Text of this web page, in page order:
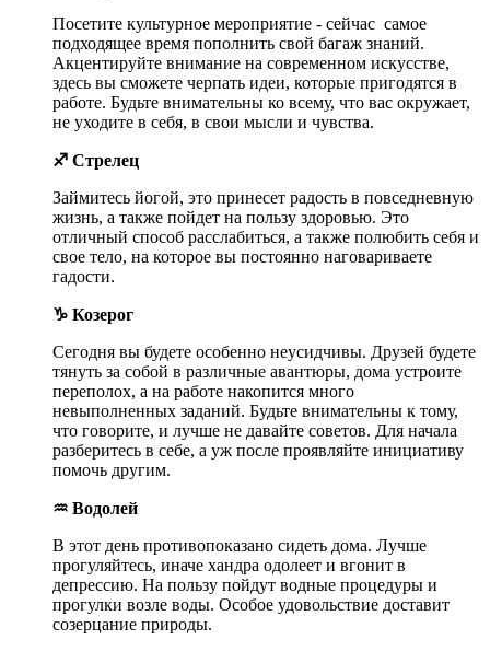
Посетите культурное мероприятие - сейчас самое
подходящее время пополнить свой багаж знаний.
Акцентируйте внимание на современном искусстве,
здесь вы сможете черпать идеи, которые пригодятся в
работе. Будьте внимательны ко всему, что вас окружает,
не уходите в себя, в свои мысли и чувства.
♐ Стрелец
Займитесь йогой, это принесет радость в повседневную
жизнь, а также пойдет на пользу здоровью. Это
отличный способ расслабиться, а также полюбить себя и
свое тело, на которое вы постоянно наговариваете
гадости.
♑ Козерог
Сегодня вы будете особенно неусидчивы. Друзей будете
тянуть за собой в различные авантюры, дома устроите
переполох, а на работе накопится много
невыполненных заданий. Будьте внимательны к тому,
что говорите, и лучше не давайте советов. Для начала
разберитесь в себе, а уж после проявляйте инициативу
помочь другим.
♒ Водолей
В этот день противопоказано сидеть дома. Лучше
прогуляйтесь, иначе хандра одолеет и вгонит в
депрессию. На пользу пойдут водные процедуры и
прогулки возле воды. Особое удовольствие доставит
созерцание природы.